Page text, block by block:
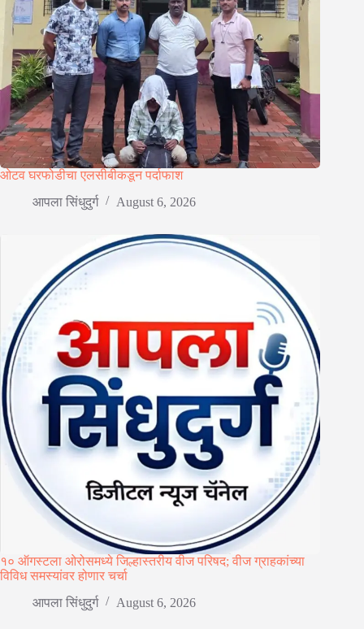
ओटव घरफोडीचा एलसीबीकडून पर्दाफाश
आपला सिंधुदुर्ग
August 6, 2026
१० ऑगस्टला ओरोसमध्ये जिल्हास्तरीय वीज परिषद; वीज ग्राहकांच्या
विविध समस्यांवर होणार चर्चा
आपला सिंधुदुर्ग
August 6, 2026